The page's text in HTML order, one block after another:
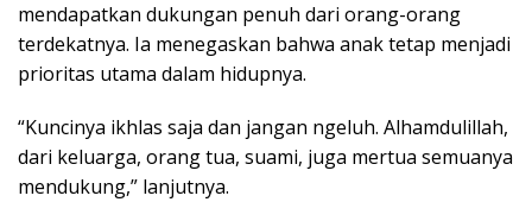
mendapatkan dukungan penuh dari orang-orang
terdekatnya. Ia menegaskan bahwa anak tetap menjadi
prioritas utama dalam hidupnya.
“Kuncinya ikhlas saja dan jangan ngeluh. Alhamdulillah,
dari keluarga, orang tua, suami, juga mertua semuanya
mendukung,” lanjutnya.